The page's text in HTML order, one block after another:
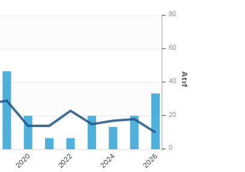
2020 2022 2024 2026
80
60
40
20
0
Atıf